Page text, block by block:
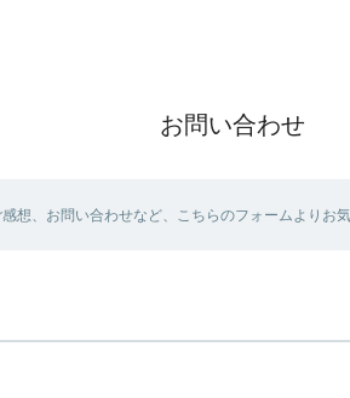
お問い合わせ
想、お問い合わせなど、こちらのフォームよりお